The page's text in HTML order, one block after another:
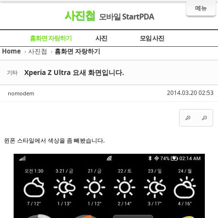
메뉴
사진첩 모바일 StartPDA
홈화면 자랑하기 사진
모임 사진
Home › 사진첩 › 홈화면 자랑하기
기타
2014.03.20 02:53
Xperia Z Ultra 요새 화면입니다.
nomodem
윈폰 스타일에서 색상을 좀 빼봤습니다.
Sketchbook5, 스케치북5
Sketchbook5, 스케치북5
Sketchbook5, 스케치북5
Sketchbook5, 스케치북5